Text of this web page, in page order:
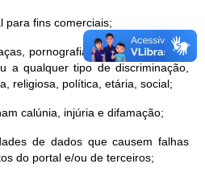
para fins comerciais;
pornografia infantil e conteúdo
a qualquer tipo de discriminação,
religiosa, política, etária, social;
calúnia, injúria e difamação;
de dados que causem falhas
do portal e/ou de terceiros;